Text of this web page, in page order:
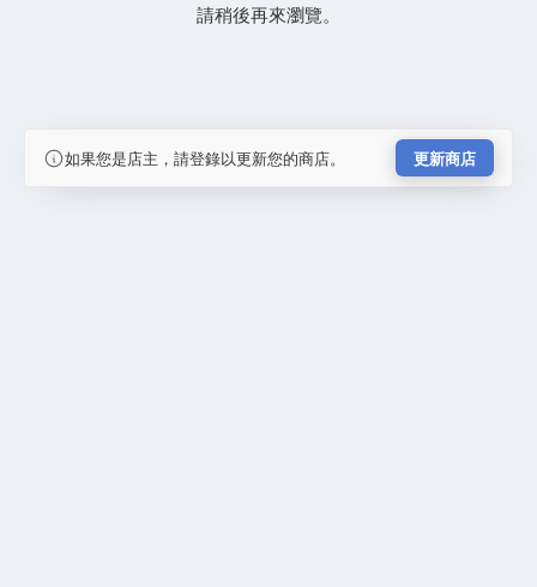
請稍後再來瀏覽。
如果您是店主，請登錄以更新您的商店。 更新商店